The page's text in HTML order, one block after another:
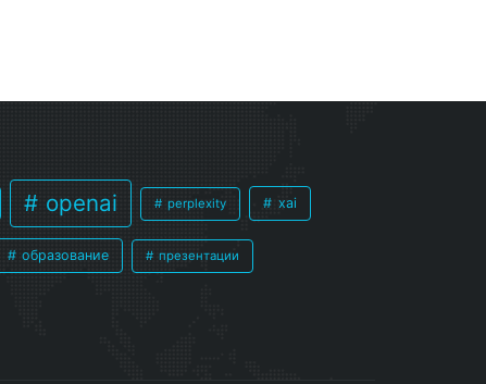
openai perplexity xai
образование презентации